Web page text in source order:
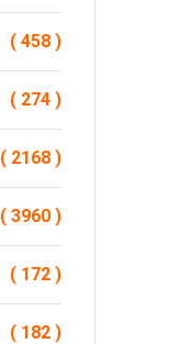
( 458 )
( 274 )
( 2168 )
( 3960 )
( 172 )
( 182 )